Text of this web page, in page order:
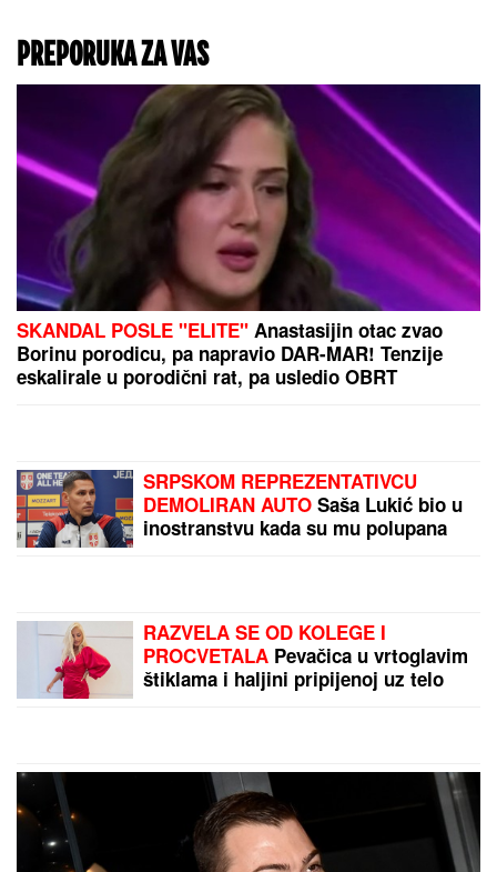
PREPORUKA ZA VAS
SKANDAL POSLE "ELITE" Anastasijin otac zvao
Borinu porodicu, pa napravio DAR-MAR! Tenzije
eskalirale u porodični rat, pa usledio OBRT
SRPSKOM REPREZENTATIVCU
DEMOLIRAN AUTO Saša Lukić bio u
inostranstvu kada su mu polupana
RAZVELA SE OD KOLEGE I
PROCVETALA Pevačica u vrtoglavim
štiklama i haljini pripijenoj uz telo